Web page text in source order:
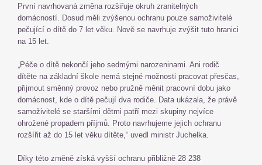
První navrhovaná změna rozšiřuje okruh zranitelných
domácností. Dosud měli zvýšenou ochranu pouze samoživitelé
pečující o dítě do 7 let věku. Nově se navrhuje zvýšit tuto hranici
na 15 let.
„Péče o dítě nekončí jeho sedmými narozeninami. Ani rodič
dítěte na základní škole nemá stejné možnosti pracovat přesčas,
přijmout směnný provoz nebo pružně měnit pracovní dobu jako
domácnost, kde o dítě pečují dva rodiče. Data ukázala, že právě
samoživitelé se staršími dětmi patří mezi skupiny nejvíce
ohrožené propadem příjmů. Proto navrhujeme jejich ochranu
rozšířit až do 15 let věku dítěte,“ uvedl ministr Juchelka.
Díky této změně získá vyšší ochranu přibližně 28 238